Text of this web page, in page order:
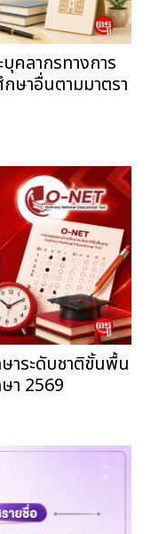
คลากรทางการ
ษาอื่นตามมาตรา
าระดับชาติขั้นพื้น
า 2569